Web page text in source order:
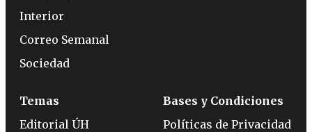
Interior
Correo Semanal
Sociedad
Temas
Editorial ÚH
Bases y Condiciones
Políticas de Privacidad